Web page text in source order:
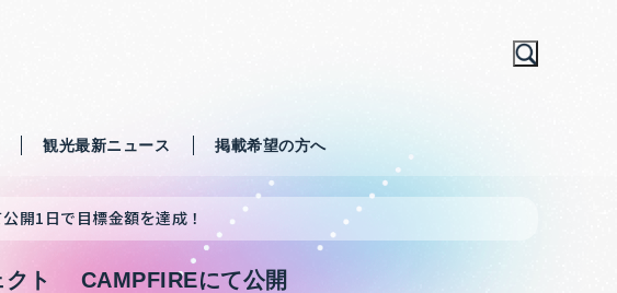
観光最新ニュース 掲載希望の方へ
開1日で目標金額を達成！
クト CAMPFIREにて公開